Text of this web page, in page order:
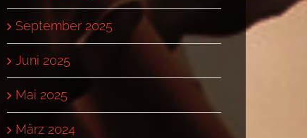
September 2025
Juni 2025
Mai 2025
März 2024